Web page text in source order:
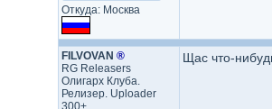
Откуда: Москва
FILVOVAN ®
RG Releasers
Олигарх Клуба.
Релизер. Uploader
300+
Щас что-